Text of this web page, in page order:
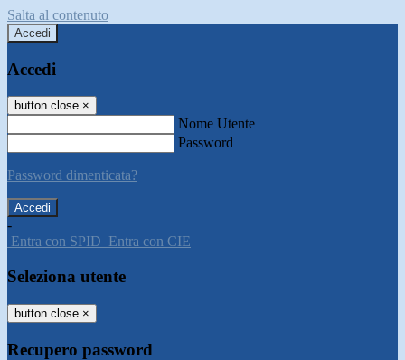
Salta al contenuto
Accedi
Accedi
button close ×
Nome Utente
Password
Password dimenticata?
-
Entra con SPID Entra con CIE
Seleziona utente
button close ×
Recupero password